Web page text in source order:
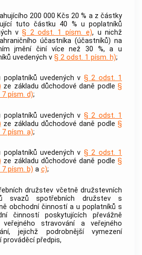
200 000 Kčs 20 % a z částky
tuto částku 40 % u poplatníků
v§ 2 odst. 1 písm. e), u nichž
účastníka (účastníků) na
jmění činí více než 30 %, a u
uvedených v § 2 odst. 1 písm. h);
poplatníků uvedených v § 2 odst. 1
ze základu důchodové daně podle§
písm. d);
poplatníků uvedených v § 2 odst. 1
ze základu důchodové daně podle§
písm. a);
poplatníků uvedených v § 2 odst. 1
ze základu důchodové daně podle§
písm. b) a c);
družstev včetně družstevních
svazů spotřebních družstev s
obchodní činností a u poplatníků s
činností poskytujících převážně
veřejného stravování a veřejného
jejichž podrobnější vymezení
prováděcí předpis,